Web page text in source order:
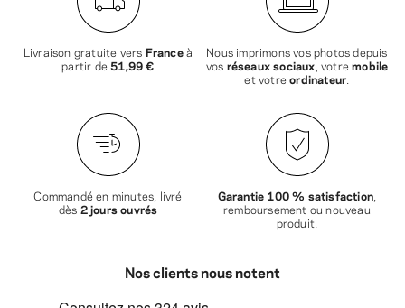
Livraison gratuite vers Franceà
partir de51,99 €
Nous imprimons vos photos depuis
vos réseaux sociaux, votremobile
et votreordinateur
Commandé en minutes, livré
dès 2 jours ouvrés
Garantie 100 % satisfaction
remboursement ou nouveau
produit.
Nos clients nous notent